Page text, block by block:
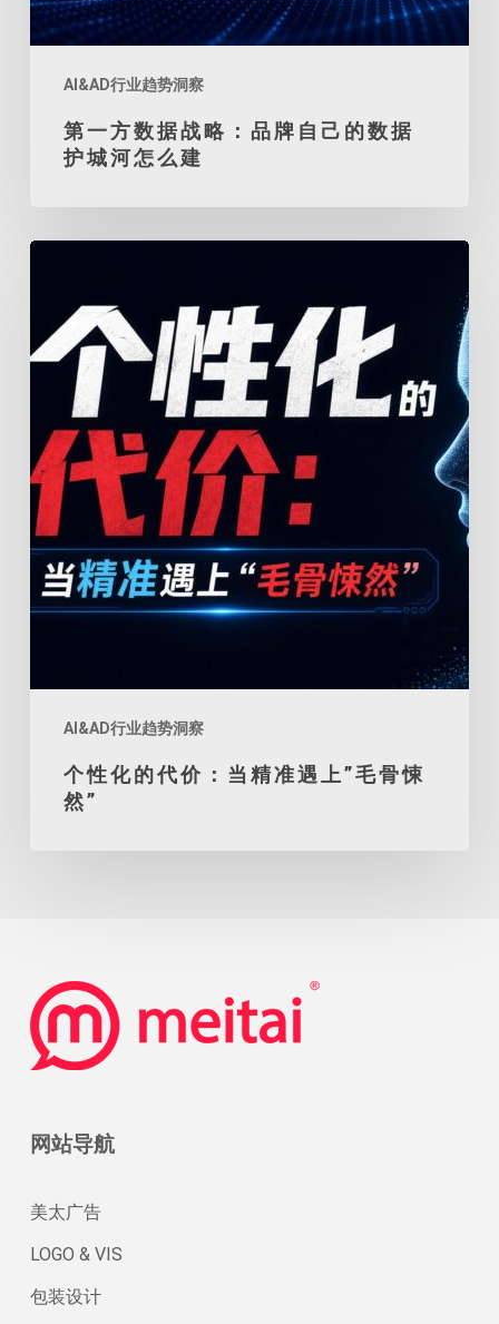
AI&AD行业趋势洞察
数
据
建
第一方数据战略：品牌自己的数据
护城河怎么建
AI&AD行业趋势洞察
的
当
精
准
遇
上”
悚
个性化的代价：当精准遇上”毛骨悚
然”
网站导航
美太广告
LOGO & VIS
包装设计